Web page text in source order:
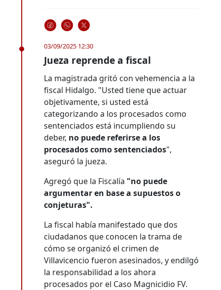
03/09/2025 12:30
Jueza reprende a fiscal
La magistrada gritó con vehemencia a la
fiscal Hidalgo. "Usted tiene que actuar
objetivamente, si usted está
categorizando a los procesados como
sentenciados está incumpliendo su
deber, no puede referirse a los
procesados como sentenciados",
aseguró la jueza.
Agregó que la Fiscalía "no puede
argumentar en base a supuestos o
conjeturas".
La fiscal había manifestado que dos
ciudadanos que conocen la trama de
cómo se organizó el crimen de
Villavicencio fueron asesinados, y endilgó
la responsabilidad a los ahora
procesados por el Caso Magnicidio FV.